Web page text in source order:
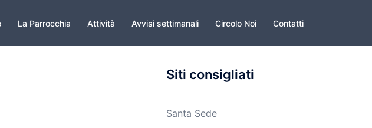
La Parrocchia Attività Avvisi settimanali Circolo Noi Contatti
Siti consigliati
Santa Sede